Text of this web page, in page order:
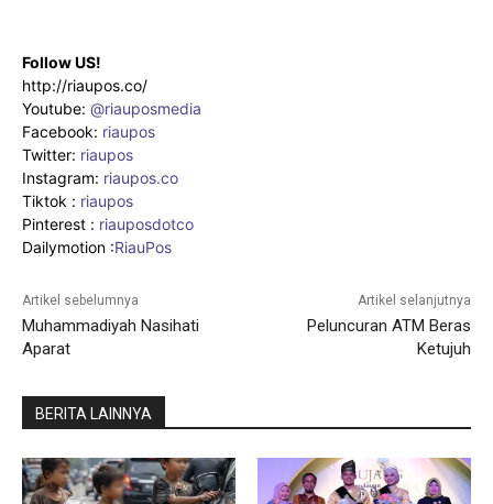
Follow US!
http://riaupos.co/
Youtube: @riauposmedia
Facebook: riaupos
Twitter: riaupos
Instagram: riaupos.co
Tiktok : riaupos
Pinterest : riauposdotco
Dailymotion :RiauPos
Artikel sebelumnya
Muhammadiyah Nasihati
Aparat
Artikel selanjutnya
Peluncuran ATM Beras
Ketujuh
BERITA LAINNYA